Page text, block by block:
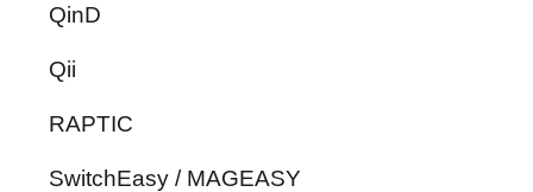
QinD
Qii
RAPTIC
SwitchEasy / MAGEASY